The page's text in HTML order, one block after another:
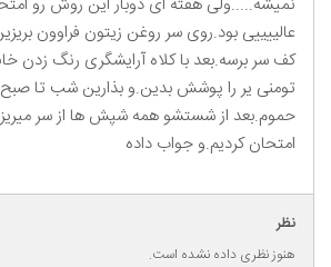
عالییییی بود.روی سر روغن زیتون فراوون
تومنی یر را پوشش بدین.و بذارین شب تا
حموم.بعد از شستشو همه شپش ها از سر
امتحان کردیم.و جواب داده
نظر
هنوز نظری داده نشده است.